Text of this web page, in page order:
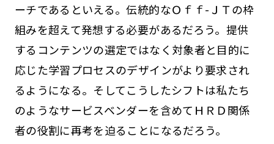
ーチであるといえる。伝統的なＯｆｆ-ＪＴの枠
組みを超えて発想する必要があるだろう。提供
するコンテンツの選定ではなく対象者と目的に
応じた学習プロセスのデザインがより要求され
るようになる。そしてこうしたシフトは私たち
のようなサービスベンダーを含めてＨＲＤ関係
者の役割に再考を迫ることになるだろう。